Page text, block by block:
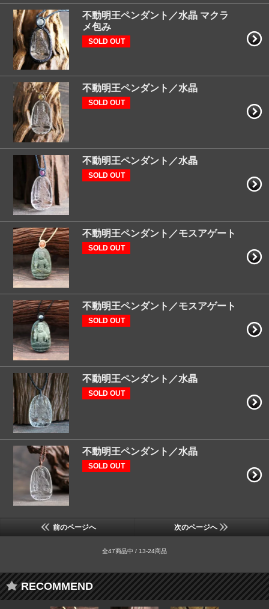
不動明王ペンダント／水晶 マクラ
メ包み
SOLD OUT
不動明王ペンダント／水晶
SOLD OUT
不動明王ペンダント／水晶
SOLD OUT
不動明王ペンダント／モスアゲート
SOLD OUT
不動明王ペンダント／モスアゲート
SOLD OUT
不動明王ペンダント／水晶
SOLD OUT
不動明王ペンダント／水晶
SOLD OUT
前のページへ 次のページへ
全47商品中 / 13-24商品
RECOMMEND